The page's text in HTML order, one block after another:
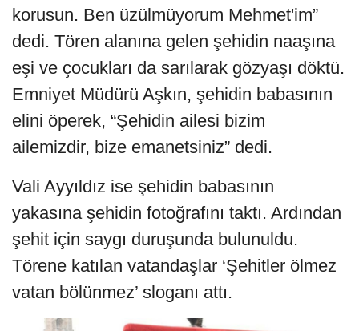
korusun. Ben üzülmüyorum Mehmet'im”
dedi. Tören alanına gelen şehidin naaşına
eşi ve çocukları da sarılarak gözyaşı döktü.
Emniyet Müdürü Aşkın, şehidin babasının
elini öperek, “Şehidin ailesi bizim
ailemizdir, bize emanetsiniz” dedi.
Vali Ayyıldız ise şehidin babasının
yakasına şehidin fotoğrafını taktı. Ardından
şehit için saygı duruşunda bulunuldu.
Törene katılan vatandaşlar ‘Şehitler ölmez
vatan bölünmez’ sloganı attı.